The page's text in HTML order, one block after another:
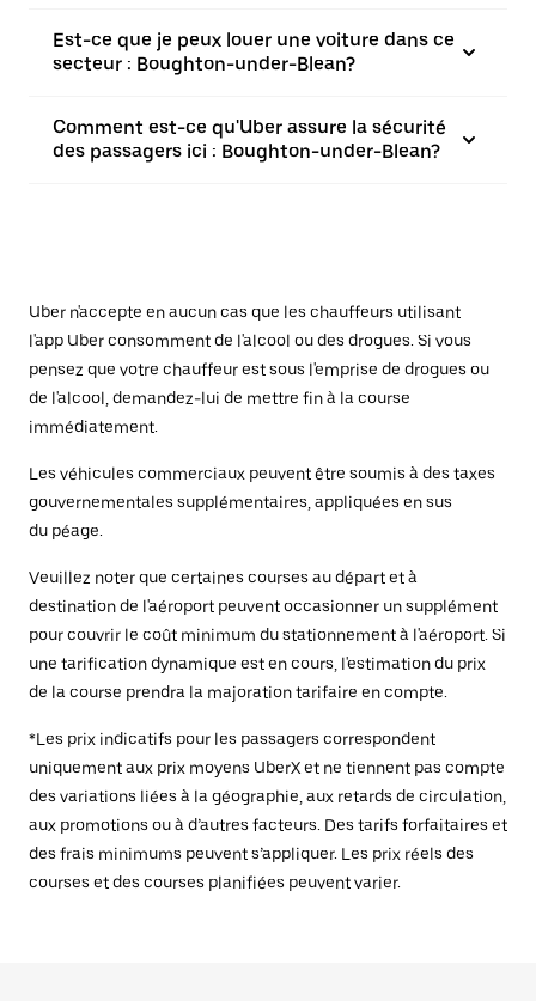
Est-ce que je peux louer une voiture dans ce
secteur : Boughton-under-Blean?
Comment est-ce qu'Uber assure la sécurité
des passagers ici : Boughton-under-Blean?
Uber n'accepte en aucun cas que les chauffeurs utilisant
l'app Uber consomment de l'alcool ou des drogues. Si vous
pensez que votre chauffeur est sous l'emprise de drogues ou
de l'alcool, demandez-lui de mettre fin à la course
immédiatement.
Les véhicules commerciaux peuvent être soumis à des taxes
gouvernementales supplémentaires, appliquées en sus
du péage.
Veuillez noter que certaines courses au départ et à
destination de l'aéroport peuvent occasionner un supplément
pour couvrir le coût minimum du stationnement à l'aéroport. Si
une tarification dynamique est en cours, l'estimation du prix
de la course prendra la majoration tarifaire en compte.
*Les prix indicatifs pour les passagers correspondent
uniquement aux prix moyens UberX et ne tiennent pas compte
des variations liées à la géographie, aux retards de circulation,
aux promotions ou à d’autres facteurs. Des tarifs forfaitaires et
des frais minimums peuvent s’appliquer. Les prix réels des
courses et des courses planifiées peuvent varier.